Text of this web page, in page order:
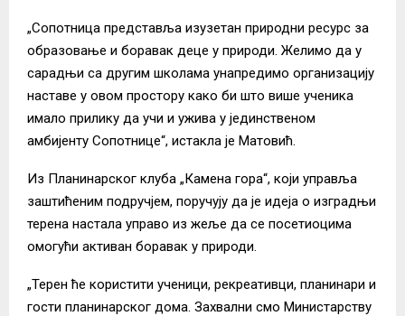
„Сопотница представља изузетан природни ресурс за
образовање и боравак деце у природи. Желимо да у
сарадњи са другим школама унапредимо организацију
наставе у овом простору како би што више ученика
имало прилику да учи и ужива у јединственом
амбијенту Сопотнице“, истакла је Матовић.
Из Планинарског клуба „Камена гора“, који управља
заштићеним подручјем, поручују да је идеја о изградњи
терена настала управо из жеље да се посетиоцима
омогући активан боравак у природи.
„Терен ће користити ученици, рекреативци, планинари и
гости планинарског дома. Захвални смо Министарству